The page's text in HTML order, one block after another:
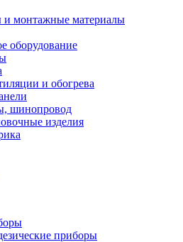
и монтажные материалы
оборудование
и обогрева
шинопровод
изделия
приборы